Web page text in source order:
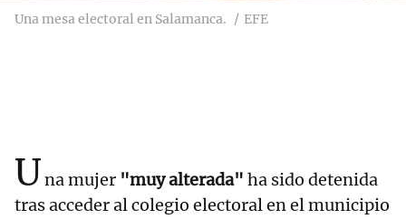
Una mesa electoral en Salamanca. EFE
Una mujer "muy alterada" ha sido detenida
tras acceder al colegio electoral en el municipio